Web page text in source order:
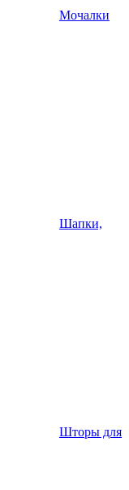
Мочалки
Шапки,
Шторы для